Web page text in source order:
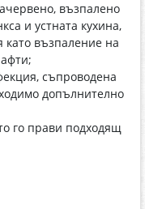
възпалено
и устната кухина,
като възпаление на
съпроводена
допълнително
го прави подходящ